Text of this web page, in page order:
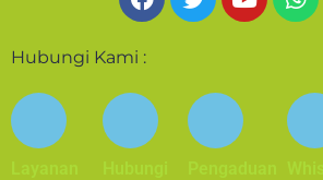
Hubungi Kami :